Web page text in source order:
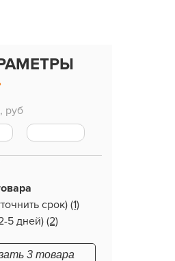
руб
срок) (1)
5 дней) (2)
3 товара